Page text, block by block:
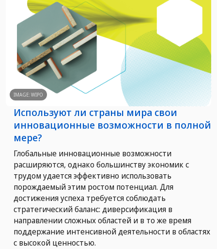
IMAGE: WIPO
Используют ли страны мира свои
инновационные возможности в полной
мере?
Глобальные инновационные возможности
расширяются, однако большинству экономик с
трудом удается эффективно использовать
порождаемый этим ростом потенциал. Для
достижения успеха требуется соблюдать
стратегический баланс: диверсификация в
направлении сложных областей и в то же время
поддержание интенсивной деятельности в областях
с высокой ценностью.